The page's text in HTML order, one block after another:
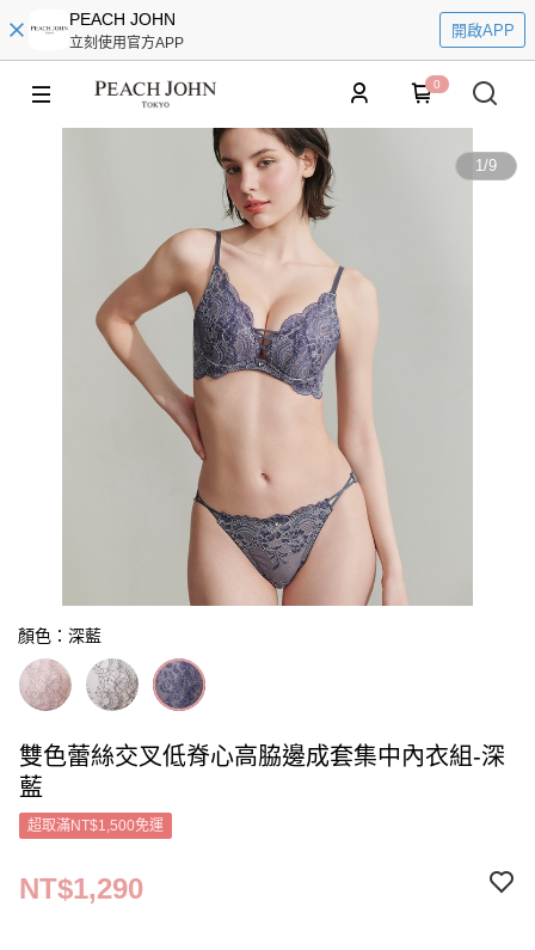
PEACH JOHN
立刻使用官方APP
開啟APP
0
1/9
顏色：深藍
雙色蕾絲交叉低脊心高脇邊成套集中內衣組-深
藍
超取滿NT$1,500免運
NT$1,290